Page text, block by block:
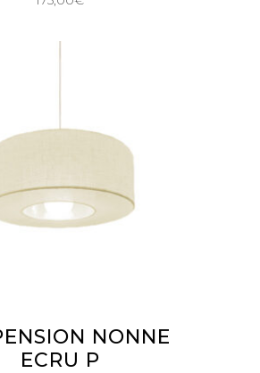
AU PANIER
NONNE
ECRU P